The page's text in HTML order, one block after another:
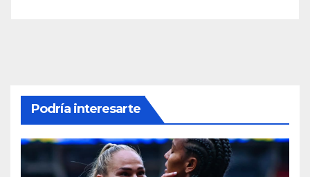
Podría interesarte